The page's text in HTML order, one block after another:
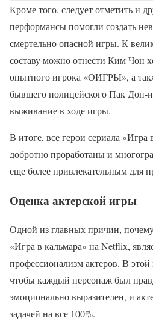
Кроме того, следует отметить и
перформансы помогли создать
смертельно опасной игры. К
составу можно отнести Ким Чон
опытного игрока «ОИГРЫ», а
бывшего полицейского Пак Дон-
выживание в ходе игры.
В итоге, все герои сериала «Игра
добротно проработаны и
еще более привлекательным для
Оценка актерской игры
Одной из главных причин,
«Игра в кальмара» на Netflix,
профессионализм актеров. В
чтобы каждый персонаж был
эмоционально выразителен, и
задачей на все 100%.